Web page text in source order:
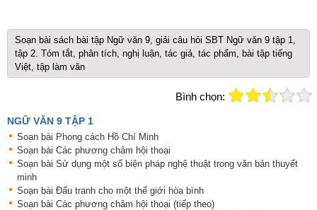
Soạn bài sách bài tập Ngữ văn 9, giải câu hỏi SBT Ngữ văn 9 tập 1,
tập 2. Tóm tắt, phân tích, nghị luận, tác giả, tác phẩm, bài tập tiếng
Việt, tập làm văn
Bình chọn:
NGỮ VĂN 9 TẬP 1
Soạn bài Phong cách Hồ Chí Minh
Soạn bài Các phương châm hội thoại
Soạn bài Sử dụng một số biện pháp nghệ thuật trong văn bản thuyết
minh
Soạn bài Đấu tranh cho một thế giới hòa bình
Soạn bài Các phương châm hội thoại (tiếp theo)